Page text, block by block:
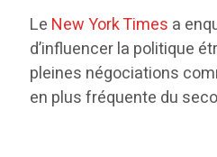
Le New York Times a
d’influencer la politique
pleines négociations
en plus fréquente du